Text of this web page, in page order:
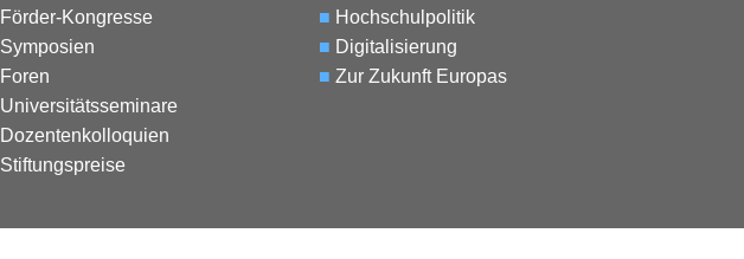
Förder-Kongresse
Symposien
Foren
Universitätsseminare
Dozentenkolloquien
Stiftungspreise
■ Hochschulpolitik
■ Digitalisierung
■ Zur Zukunft Europas